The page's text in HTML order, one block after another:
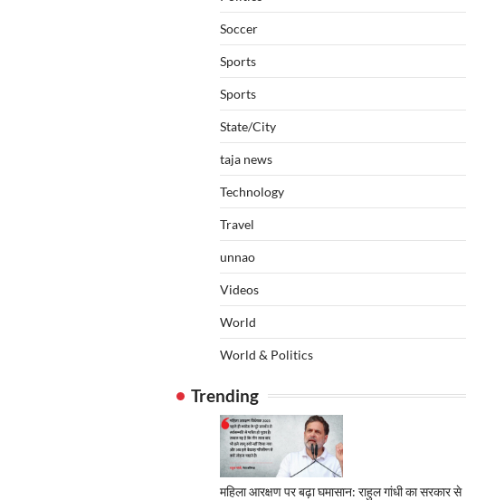
Soccer
Sports
Sports
State/City
taja news
Technology
Travel
unnao
Videos
World
World & Politics
Trending
महिला आरक्षण पर बढ़ा घमासान: राहुल गांधी का सरकार से